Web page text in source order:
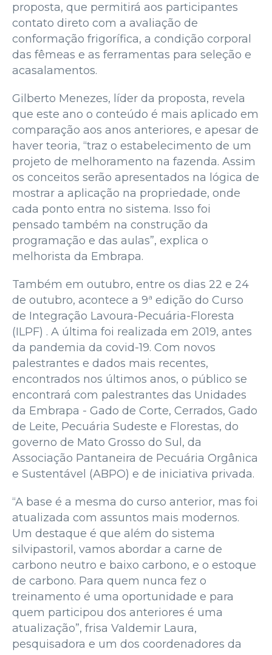
proposta, que permitirá aos participantes
contato direto com a avaliação de
conformação frigorífica, a condição corporal
das fêmeas e as ferramentas para seleção e
acasalamentos.
Gilberto Menezes, líder da proposta, revela
que este ano o conteúdo é mais aplicado em
comparação aos anos anteriores, e apesar de
haver teoria, “traz o estabelecimento de um
projeto de melhoramento na fazenda. Assim
os conceitos serão apresentados na lógica de
mostrar a aplicação na propriedade, onde
cada ponto entra no sistema. Isso foi
pensado também na construção da
programação e das aulas”, explica o
melhorista da Embrapa.
Também em outubro, entre os dias 22 e 24
de outubro, acontece a 9ª edição do Curso
de Integração Lavoura-Pecuária-Floresta
(ILPF) . A última foi realizada em 2019, antes
da pandemia da covid-19. Com novos
palestrantes e dados mais recentes,
encontrados nos últimos anos, o público se
encontrará com palestrantes das Unidades
da Embrapa - Gado de Corte, Cerrados, Gado
de Leite, Pecuária Sudeste e Florestas, do
governo de Mato Grosso do Sul, da
Associação Pantaneira de Pecuária Orgânica
e Sustentável (ABPO) e de iniciativa privada.
“A base é a mesma do curso anterior, mas foi
atualizada com assuntos mais modernos.
Um destaque é que além do sistema
silvipastoril, vamos abordar a carne de
carbono neutro e baixo carbono, e o estoque
de carbono. Para quem nunca fez o
treinamento é uma oportunidade e para
quem participou dos anteriores é uma
atualização”, frisa Valdemir Laura,
pesquisadora e um dos coordenadores da